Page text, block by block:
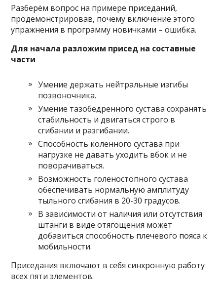
Разберём вопрос на примере приседаний,
продемонстрировав, почему включение этого
упражнения в программу новичками – ошибка.
Для начала разложим присед на составные
части
Умение держать нейтральные изгибы
позвоночника.
Умение тазобедренного сустава сохранять
стабильность и двигаться строго в
сгибании и разгибании.
Способность коленного сустава при
нагрузке не давать уходить вбок и не
поворачиваться.
Возможность голеностопного сустава
обеспечивать нормальную амплитуду
тыльного сгибания в 20-30 градусов.
В зависимости от наличия или отсутствия
штанги в виде отягощения может
добавиться способность плечевого пояса к
мобильности.
Приседания включают в себя синхронную работу
всех пяти элементов.